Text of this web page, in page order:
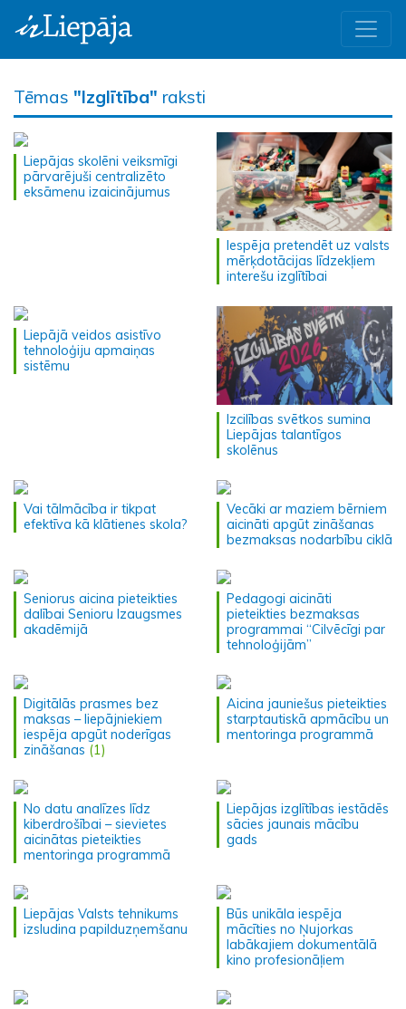
Tēmas "Izglītība" raksti
Liepājas skolēni veiksmīgi
pārvarējuši centralizēto
eksāmenu izaicinājumus
Iespēja pretendēt uz valsts
mērķdotācijas līdzekļiem
interešu izglītībai
Liepājā veidos asistīvo
tehnoloģiju apmaiņas
sistēmu
Izcilības svētkos sumina
Liepājas talantīgos
skolēnus
Vai tālmācība ir tikpat
efektīva kā klātienes skola?
Vecāki ar maziem bērniem
aicināti apgūt zināšanas
bezmaksas nodarbību ciklā
Seniorus aicina pieteikties
dalībai Senioru Izaugsmes
akadēmijā
Pedagogi aicināti
pieteikties bezmaksas
programmai “Cilvēcīgi par
tehnoloģijām”
Digitālās prasmes bez
maksas – liepājniekiem
iespēja apgūt noderīgas
zināšanas (1)
Aicina jauniešus pieteikties
starptautiskā apmācību un
mentoringa programmā
No datu analīzes līdz
kiberdrošībai – sievietes
aicinātas pieteikties
mentoringa programmā
Liepājas izglītības iestādēs
sācies jaunais mācību
gads
Liepājas Valsts tehnikums
izsludina papilduzņemšanu
Būs unikāla iespēja
mācīties no Ņujorkas
labākajiem dokumentālā
kino profesionāļiem